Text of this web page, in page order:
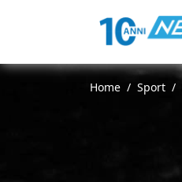
Home Sport